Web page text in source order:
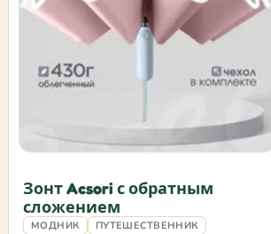
Зонт Acsori с обратным
сложением
МОДНИК
ПУТЕШЕСТВЕННИК